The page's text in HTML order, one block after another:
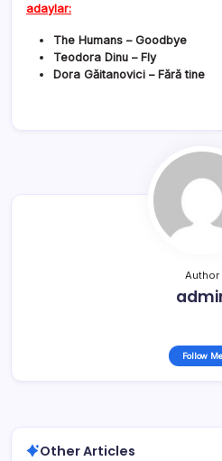
adaylar:
The Humans – Goodbye
Teodora Dinu – Fly
Dora Găitanovici – Fără tine
Author
Follow Me
Other Articles